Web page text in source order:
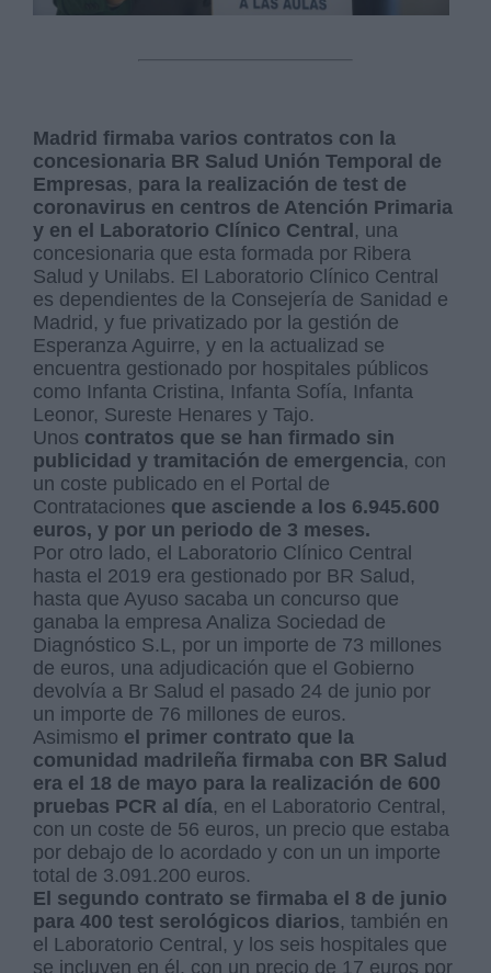
Madrid firmaba varios contratos con la
concesionaria BR Salud Unión Temporal de
Empresas, para la realización de test de
coronavirus en centros de Atención Primaria
y en el Laboratorio Clínico Central , una
concesionaria que esta formada por Ribera
Salud y Unilabs. El Laboratorio Clínico Central
es dependientes de la Consejería de Sanidad e
Madrid, y fue privatizado por la gestión de
Esperanza Aguirre, y en la actualizad se
encuentra gestionado por hospitales públicos
como Infanta Cristina, Infanta Sofía, Infanta
Leonor, Sureste Henares y Tajo.
Unos contratos que se han firmado sin
publicidad y tramitación de emergencia, con
un coste publicado en el Portal de
Contrataciones que asciende a los 6.945.600
euros, y por un periodo de 3 meses.
Por otro lado, el Laboratorio Clínico Central
hasta el 2019 era gestionado por BR Salud,
hasta que Ayuso sacaba un concurso que
ganaba la empresa Analiza Sociedad de
Diagnóstico S.L, por un importe de 73 millones
de euros, una adjudicación que el Gobierno
devolvía a Br Salud el pasado 24 de junio por
un importe de 76 millones de euros.
Asimismo el primer contrato que la
comunidad madrileña firmaba con BR Salud
era el 18 de mayo para la realización de 600
pruebas PCR al día, en el Laboratorio Central,
con un coste de 56 euros, un precio que estaba
por debajo de lo acordado y con un un importe
total de 3.091.200 euros.
El segundo contrato se firmaba el 8 de junio
para 400 test serológicos diarios, también en
el Laboratorio Central, y los seis hospitales que
se incluyen en él, con un precio de 17 euros por